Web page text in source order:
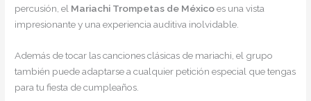
percusión, el Mariachi Trompetas de Méxicoes una vista
impresionante y una experiencia auditiva inolvidable.
Además de tocar las canciones clásicas de mariachi, el grupo
también puede adaptarse a cualquier petición especial que tengas
para tu fiesta de cumpleaños.